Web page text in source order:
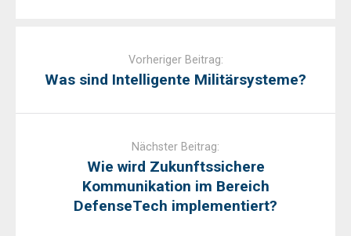
Vorheriger Beitrag:
Was sind Intelligente Militärsysteme?
Nächster Beitrag:
Wie wird Zukunftssichere
Kommunikation im Bereich
DefenseTech implementiert?